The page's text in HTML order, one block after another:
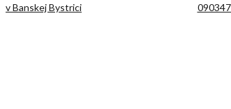
v Banskej Bystrici